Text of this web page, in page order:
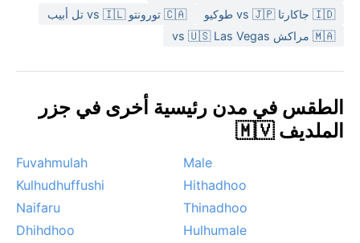
🇮🇩 جاكارتا vs 🇯🇵 طوكيو
🇨🇦 تورونتو vs 🇮🇱 تل أبيب
🇲🇦 مراكش vs 🇺🇸 Las Vegas
الطقس في مدن رئيسية أخرى في جزر
الملديف 🇲🇻
Male
Fuvahmulah
Hithadhoo
Kulhudhuffushi
Thinadhoo
Naifaru
Hulhumale
Dhihdhoo